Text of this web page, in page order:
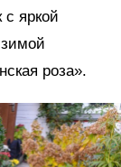
с яркой
роза».